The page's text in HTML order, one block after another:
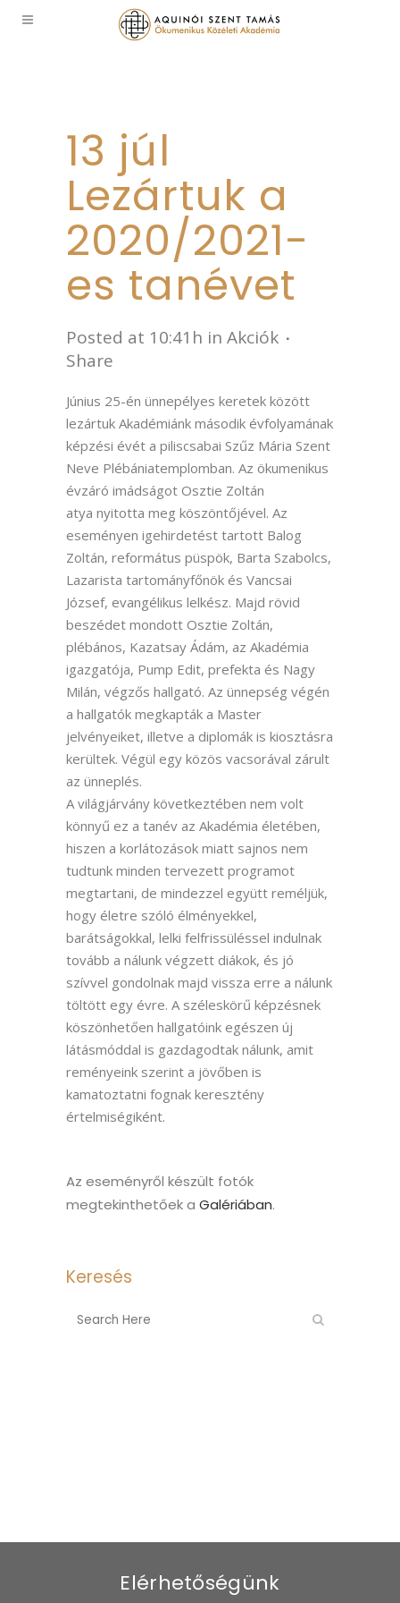
13 júl
Lezártuk a
2020/2021-
es tanévet
Posted at 10:41h in Akciók
Share
Június 25-én ünnepélyes keretek között
lezártuk Akadémiánk második évfolyamának
képzési évét a piliscsabai Szűz Mária Szent
Neve Plébániatemplomban. Az ökumenikus
évzáró imádságot Osztie Zoltán
atya nyitotta meg köszöntőjével. Az
eseményen igehirdetést tartott Balog
Zoltán, református püspök, Barta Szabolcs,
Lazarista tartományfőnök és Vancsai
József, evangélikus lelkész. Majd rövid
beszédet mondott Osztie Zoltán,
plébános, Kazatsay Ádám, az Akadémia
igazgatója, Pump Edit, prefekta és Nagy
Milán, végzős hallgató. Az ünnepség végén
a hallgatók megkapták a Master
jelvényeiket, illetve a diplomák is kiosztásra
kerültek. Végül egy közös vacsorával zárult
az ünneplés.
A világjárvány következtében nem volt
könnyű ez a tanév az Akadémia életében,
hiszen a korlátozások miatt sajnos nem
tudtunk minden tervezett programot
megtartani, de mindezzel együtt reméljük,
hogy életre szóló élményekkel,
barátságokkal, lelki felfrissüléssel indulnak
tovább a nálunk végzett diákok, és jó
szívvel gondolnak majd vissza erre a nálunk
töltött egy évre. A széleskörű képzésnek
köszönhetően hallgatóink egészen új
látásmóddal is gazdagodtak nálunk, amit
reményeink szerint a jövőben is
kamatoztatni fognak keresztény
értelmiségiként.
Az eseményről készült fotók
megtekinthetőek a Galériában.
Keresés
Elérhetőségünk